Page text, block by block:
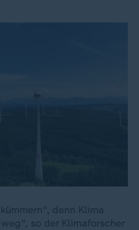
denn Klima
so der Klimaforscher